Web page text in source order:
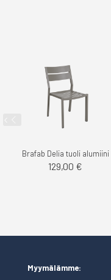
Brafab Delia tuoli alumiini
129,00 €
Myymälämme: